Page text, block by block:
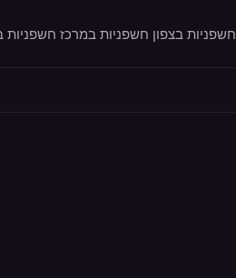
חשפניות בצפון חשפניות במרכז חשפניות